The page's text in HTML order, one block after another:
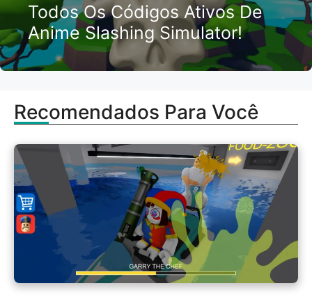
Todos Os Códigos Ativos De
Anime Slashing Simulator!
Recomendados Para Você